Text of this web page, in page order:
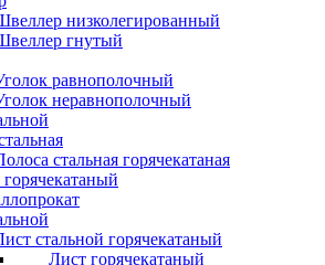
низколегированный
гнутый
равнополочный
неравнополочный
стальная горячекатаная
стальной горячекатаный
Лист горячекатаный